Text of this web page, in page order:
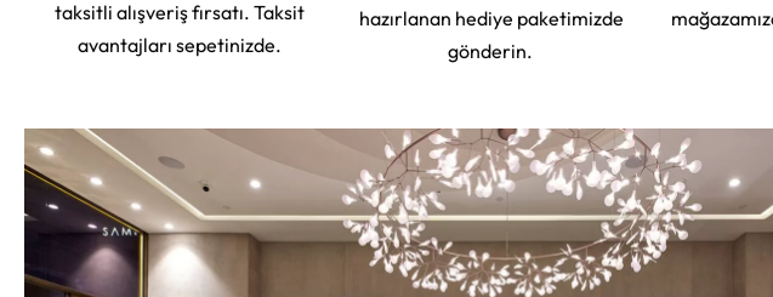
taksitli alışveriş fırsatı. Taksit
avantajları sepetinizde.
hazırlanan hediye paketimizde
gönderin.